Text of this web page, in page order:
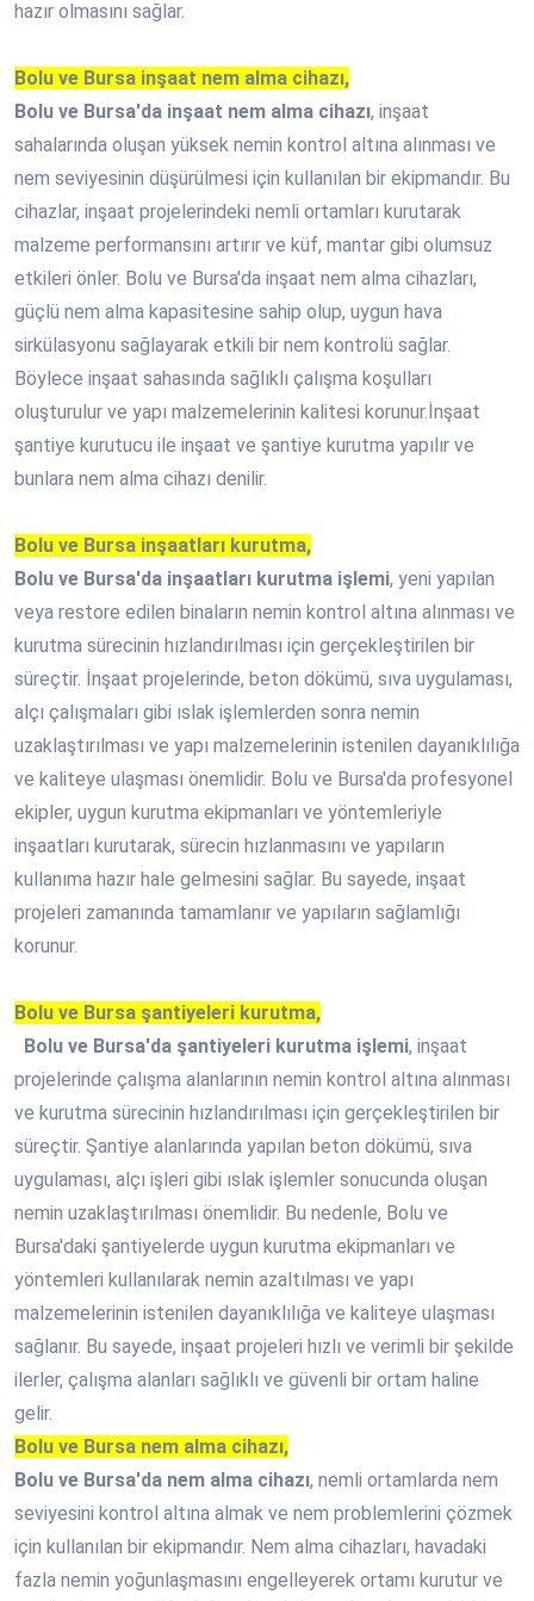
hazır olmasını sağlar.
Bolu ve Bursa inşaat nem alma cihazı,
Bolu ve Bursa'da inşaat nem alma cihazı, inşaat
sahalarında oluşan yüksek nemin kontrol altına alınması ve
nem seviyesinin düşürülmesi için kullanılan bir ekipmandır. Bu
cihazlar, inşaat projelerindeki nemli ortamları kurutarak
malzeme performansını artırır ve küf, mantar gibi olumsuz
etkileri önler. Bolu ve Bursa'da inşaat nem alma cihazları,
güçlü nem alma kapasitesine sahip olup, uygun hava
sirkülasyonu sağlayarak etkili bir nem kontrolü sağlar.
Böylece inşaat sahasında sağlıklı çalışma koşulları
oluşturulur ve yapı malzemelerinin kalitesi korunur.İnşaat
şantiye kurutucu ile inşaat ve şantiye kurutma yapılır ve
bunlara nem alma cihazı denilir.
Bolu ve Bursa inşaatları kurutma,
Bolu ve Bursa'da inşaatları kurutma işlemi, yeni yapılan
veya restore edilen binaların nemin kontrol altına alınması ve
kurutma sürecinin hızlandırılması için gerçekleştirilen bir
süreçtir. İnşaat projelerinde, beton dökümü, sıva uygulaması,
alçı çalışmaları gibi ıslak işlemlerden sonra nemin
uzaklaştırılması ve yapı malzemelerinin istenilen dayanıklılığa
ve kaliteye ulaşması önemlidir. Bolu ve Bursa'da profesyonel
ekipler, uygun kurutma ekipmanları ve yöntemleriyle
inşaatları kurutarak, sürecin hızlanmasını ve yapıların
kullanıma hazır hale gelmesini sağlar. Bu sayede, inşaat
projeleri zamanında tamamlanır ve yapıların sağlamlığı
korunur.
Bolu ve Bursa şantiyeleri kurutma,
Bolu ve Bursa'da şantiyeleri kurutma işlemi, inşaat
projelerinde çalışma alanlarının nemin kontrol altına alınması
ve kurutma sürecinin hızlandırılması için gerçekleştirilen bir
süreçtir. Şantiye alanlarında yapılan beton dökümü, sıva
uygulaması, alçı işleri gibi ıslak işlemler sonucunda oluşan
nemin uzaklaştırılması önemlidir. Bu nedenle, Bolu ve
Bursa'daki şantiyelerde uygun kurutma ekipmanları ve
yöntemleri kullanılarak nemin azaltılması ve yapı
malzemelerinin istenilen dayanıklılığa ve kaliteye ulaşması
sağlanır. Bu sayede, inşaat projeleri hızlı ve verimli bir şekilde
ilerler, çalışma alanları sağlıklı ve güvenli bir ortam haline
gelir.
Bolu ve Bursa nem alma cihazı,
Bolu ve Bursa'da nem alma cihazı, nemli ortamlarda nem
seviyesini kontrol altına almak ve nem problemlerini çözmek
için kullanılan bir ekipmandır. Nem alma cihazları, havadaki
fazla nemin yoğunlaşmasını engelleyerek ortamı kurutur ve